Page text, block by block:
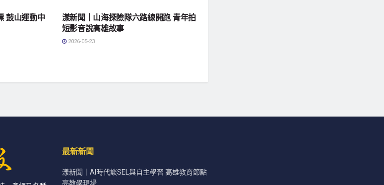
鼓山運動中
漾新聞｜山海探險隊六路線開跑 青年拍
短影音說高雄故事
2026-05-23
最新新聞
漾新聞｜AI時代談SEL與自主學習 高雄教育節點